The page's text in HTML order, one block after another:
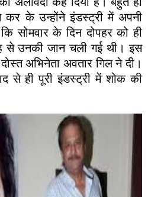
कर के उन्होंने इंडस्ट्री में अपनी
सोमवार के दिन दोपहर को ही
से उनकी जान चली गई थी। इस
अभिनेता अवतार गिल ने दी।
से ही पूरी इंडस्ट्री में शोक की